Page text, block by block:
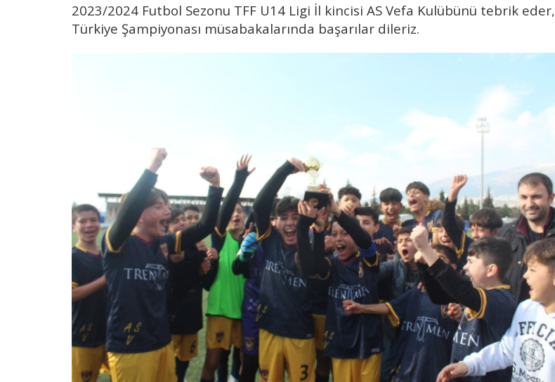
2023/2024 Futbol Sezonu TFF U14 Ligi İl kincisi AS Vefa Kulübünü tebrik eder,
Türkiye Şampiyonası müsabakalarında başarılar dileriz.